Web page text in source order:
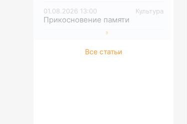
01.08.2026 13:00 Культура
Прикосновение памяти
Все статьи